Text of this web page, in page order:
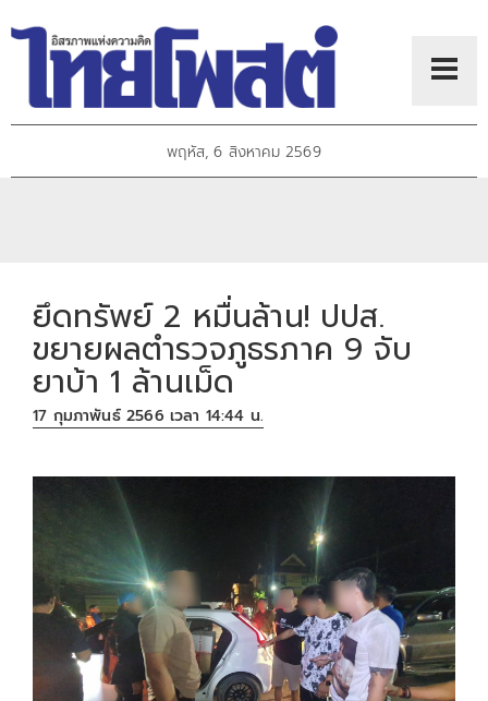
พฤหัส, 6 สิงหาคม 2569
ยึดทรัพย์ 2 หมื่นล้าน! ปปส.
ขยายผลตำรวจภูธรภาค 9 จับ
ยาบ้า 1 ล้านเม็ด
17 กุมภาพันธ์ 2566 เวลา 14:44 น.